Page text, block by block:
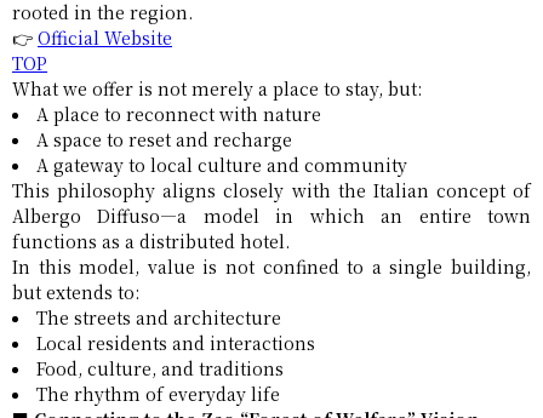
rooted in the region.
👉 Official Website
TOP
What we offer is not merely a place to stay, but:
A place to reconnect with nature
A space to reset and recharge
A gateway to local culture and community
This philosophy aligns closely with the Italian concept of
Albergo Diffuso—a model in which an entire town
functions as a distributed hotel.
In this model, value is not confined to a single building,
but extends to:
The streets and architecture
Local residents and interactions
Food, culture, and traditions
The rhythm of everyday life